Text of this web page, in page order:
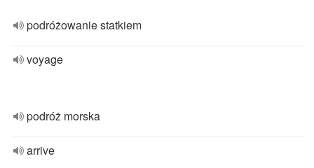
podróżowanie statkiem
voyage
podróż morska
arrive